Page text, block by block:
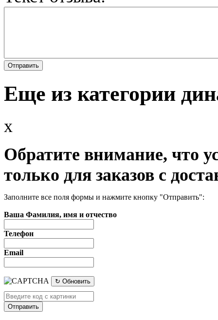
Еще из категории
x
Обратите внимание, что
только для заказов с
Заполните все поля формы и нажмите кнопку "Отправить":
Ваша Фамилия, имя и отчество
Телефон
Email
↻ Обновить